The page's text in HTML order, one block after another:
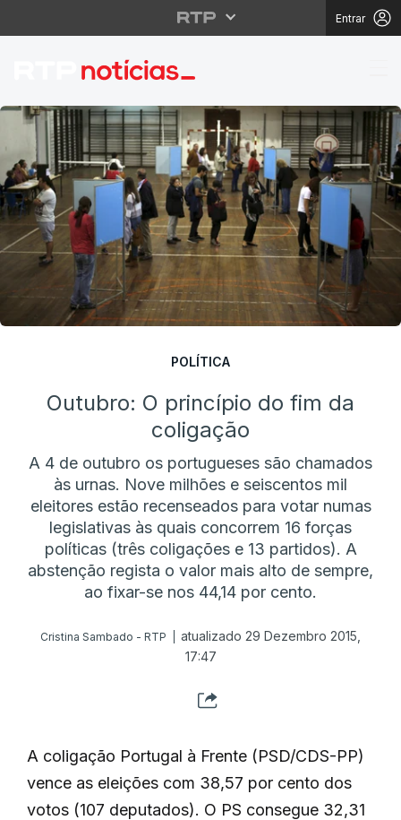
Entrar
Outubro: O princípio
POLÍTICA
Outubro: O princípio do fim da
coligação
A 4 de outubro os portugueses são chamados
às urnas. Nove milhões e seiscentos mil
eleitores estão recenseados para votar numas
legislativas às quais concorrem 16 forças
políticas (três coligações e 13 partidos). A
abstenção regista o valor mais alto de sempre,
ao fixar-se nos 44,14 por cento.
Cristina Sambado - RTP
atualizado 29 Dezembro 2015,
17:47
A coligação Portugal à Frente (PSD/CDS-PP)
vence as eleições com 38,57 por cento dos
votos (107 deputados). O PS consegue 32,31